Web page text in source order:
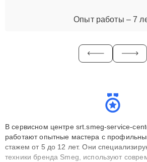
Опыт работы – 7
В сервисном центре srt.smeg-service-
работают опытные мастера с
стажем от 5 до 12 лет. Они
техники бренда Smeg, используют